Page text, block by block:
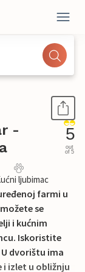
-
5
out
of 5
ljubimac
farmi u
se
i kućnim
Iskoristite
dvorištu ima
i izlet u obližnju